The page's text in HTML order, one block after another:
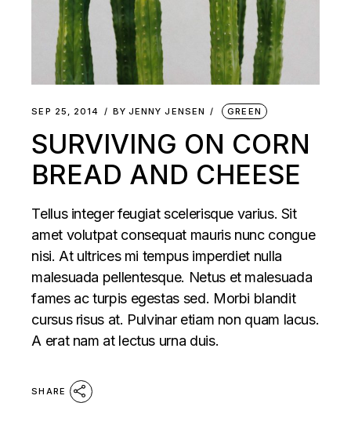
SEP 25, 2014 BY JENNY JENSEN GREEN
SURVIVING ON CORN
BREAD AND CHEESE
Tellus integer feugiat scelerisque varius. Sit
amet volutpat consequat mauris nunc congue
nisi. At ultrices mi tempus imperdiet nulla
malesuada pellentesque. Netus et malesuada
fames ac turpis egestas sed. Morbi blandit
cursus risus at. Pulvinar etiam non quam lacus.
A erat nam at lectus urna duis.
SHARE